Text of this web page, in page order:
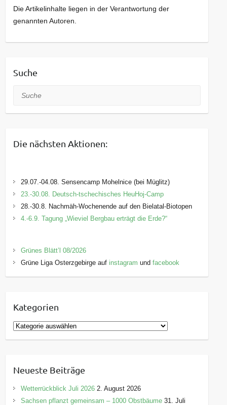
Die Artikelinhalte liegen in der Verantwortung der
genannten Autoren.
Suche
Suche
Die nächsten Aktionen:
29.07.-04.08. Sensencamp Mohelnice (bei Müglitz)
23.-30.08. Deutsch-tschechisches HeuHoj-Camp
28.-30.8. Nachmäh-Wochenende auf den Bielatal-Biotopen
4.-6.9. Tagung „Wieviel Bergbau erträgt die Erde?“
Grünes Blätt’l 08/2026
Grüne Liga Osterzgebirge auf instagram undfacebook
Kategorien
K
a
g
o
r
Neueste Beiträge
Wetterrückblick Juli 2026 2. August 2026
Sachsen pflanzt gemeinsam – 1000 Obstbäume 31. Juli